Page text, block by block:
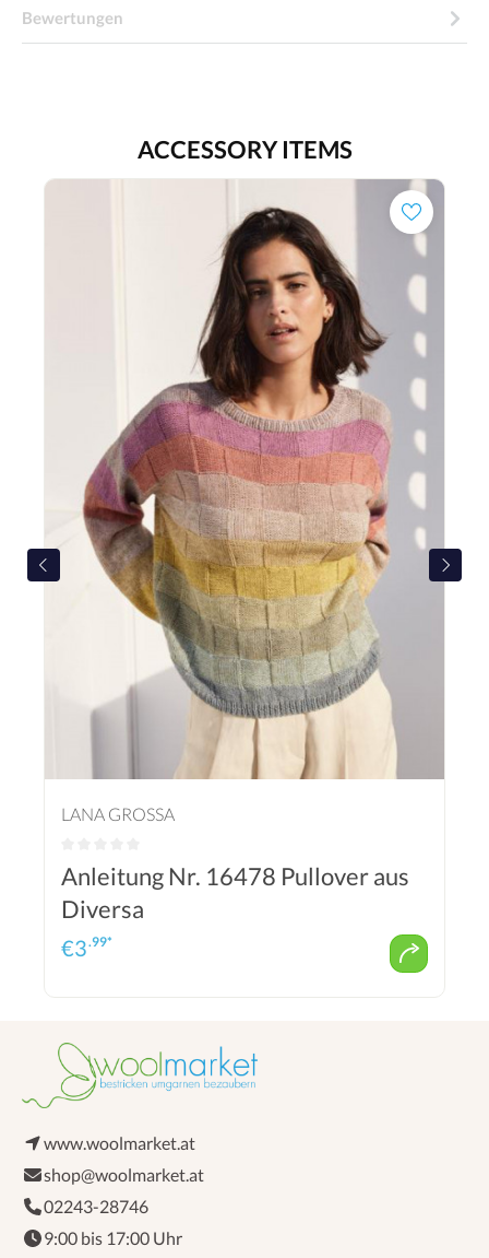
Bewertungen
ACCESSORY ITEMS
LANA GROSSA
Anleitung Nr. 16478 Pullover aus
Diversa
€3.99*
www.woolmarket.at
shop@woolmarket.at
02243-28746
9:00 bis 17:00 Uhr